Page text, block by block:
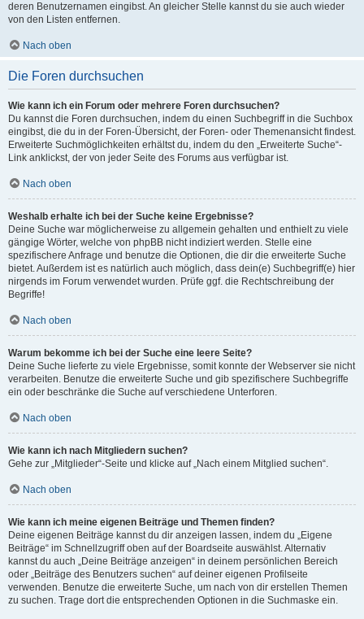
deren Benutzernamen eingibst. An gleicher Stelle kannst du sie auch wieder
von den Listen entfernen.
Nach oben
Die Foren durchsuchen
Wie kann ich ein Forum oder mehrere Foren durchsuchen?
Du kannst die Foren durchsuchen, indem du einen Suchbegriff in die Suchbox
eingibst, die du in der Foren-Übersicht, der Foren- oder Themenansicht findest.
Erweiterte Suchmöglichkeiten erhältst du, indem du den „Erweiterte Suche“-
Link anklickst, der von jeder Seite des Forums aus verfügbar ist.
Nach oben
Weshalb erhalte ich bei der Suche keine Ergebnisse?
Deine Suche war möglicherweise zu allgemein gehalten und enthielt zu viele
gängige Wörter, welche von phpBB nicht indiziert werden. Stelle eine
spezifischere Anfrage und benutze die Optionen, die dir die erweiterte Suche
bietet. Außerdem ist es natürlich auch möglich, dass dein(e) Suchbegriff(e) hier
nirgends im Forum verwendet wurden. Prüfe ggf. die Rechtschreibung der
Begriffe!
Nach oben
Warum bekomme ich bei der Suche eine leere Seite?
Deine Suche lieferte zu viele Ergebnisse, somit konnte der Webserver sie nicht
verarbeiten. Benutze die erweiterte Suche und gib spezifischere Suchbegriffe
ein oder beschränke die Suche auf verschiedene Unterforen.
Nach oben
Wie kann ich nach Mitgliedern suchen?
Gehe zur „Mitglieder“-Seite und klicke auf „Nach einem Mitglied suchen“.
Nach oben
Wie kann ich meine eigenen Beiträge und Themen finden?
Deine eigenen Beiträge kannst du dir anzeigen lassen, indem du „Eigene
Beiträge“ im Schnellzugriff oben auf der Boardseite auswählst. Alternativ
kannst du auch „Deine Beiträge anzeigen“ in deinem persönlichen Bereich
oder „Beiträge des Benutzers suchen“ auf deiner eigenen Profilseite
verwenden. Benutze die erweiterte Suche, um nach von dir erstellen Themen
zu suchen. Trage dort die entsprechenden Optionen in die Suchmaske ein.